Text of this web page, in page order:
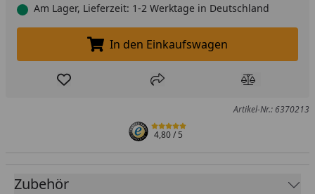
Am Lager, Lieferzeit: 1-2 Werktage in Deutschland
In den Einkaufswagen legen
In den Einkaufswagen
Produkt zur Wunschliste hinzufügen
Teilen Produkt
Artikel-Nr.: 6370213
4,80/ 5
Zubehör